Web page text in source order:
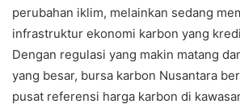
perubahan iklim, melainkan sedang
infrastruktur ekonomi karbon yang
Dengan regulasi yang makin matang
yang besar, bursa karbon Nusantara
pusat referensi harga karbon di